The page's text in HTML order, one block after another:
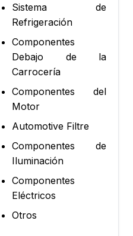
Sistema de
Refrigeración
Componentes
Debajo de la
Carrocería
Componentes del
Motor
Automotive Filtre
Componentes de
Iluminación
Componentes
Eléctricos
Otros